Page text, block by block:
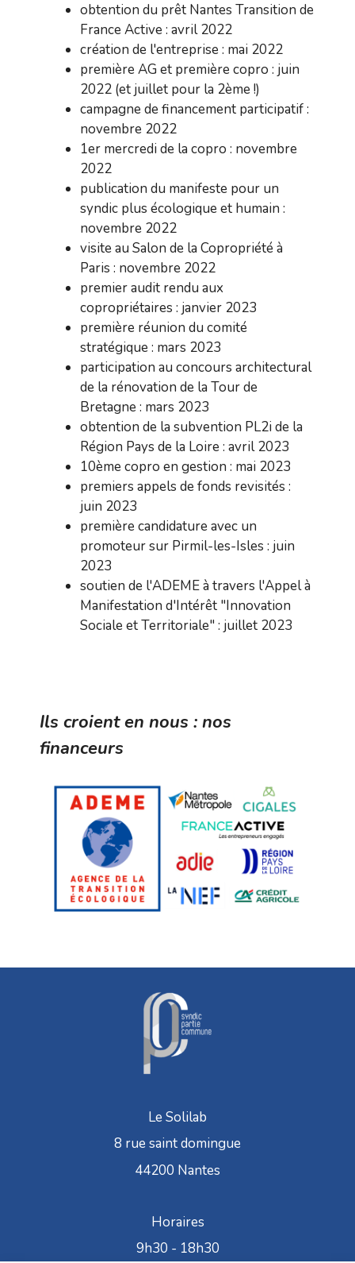
obtention du prêt Nantes Transition de
France Active : avril 2022
création de l'entreprise : mai 2022
première AG et première copro : juin
2022 (et juillet pour la 2ème !)
campagne de financement participatif :
novembre 2022
1er mercredi de la copro : novembre
2022
publication du manifeste pour un
syndic plus écologique et humain :
novembre 2022
visite au Salon de la Copropriété à
Paris : novembre 2022
premier audit rendu aux
copropriétaires : janvier 2023
première réunion du comité
stratégique : mars 2023
participation au concours architectural
de la rénovation de la Tour de
Bretagne : mars 2023
obtention de la subvention PL2i de la
Région Pays de la Loire : avril 2023
10ème copro en gestion : mai 2023
premiers appels de fonds revisités :
juin 2023
première candidature avec un
promoteur sur Pirmil-les-Isles : juin
2023
soutien de l'ADEME à travers l'Appel à
Manifestation d'Intérêt "Innovation
Sociale et Territoriale" : juillet 2023
Ils croient en nous : nos
financeurs
Le Solilab
8 rue saint domingue
44200 Nantes
Horaires
9h30 - 18h30